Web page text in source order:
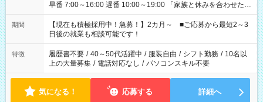
早番 7:00～16:00 遅番 10:00～19:00 「家族と休みを合わせた
い」 「余裕を持って夕飯の準備がしたい」 「できれば残業はし
たくない」 など、ご希望を教えてくださいね。 ※Wワーク希望
の方へ 今ご覧のお仕事で希望する勤務時間と、もう1つのお仕事
の勤務時間。 合計で週40時間を超える場合は応募できません。
期間
【現在も積極採用中！急募！】2カ月～ ■ご応募から最短2～3
日後の就業も相談可能です！
特徴 履歴書不要 / 40～50代活躍中 / 服装自由 / シフト勤務 / 10名以
上の大量募集 / 電話対応なし / パソコンスキル不要
気になる！ 応募する 詳細へ